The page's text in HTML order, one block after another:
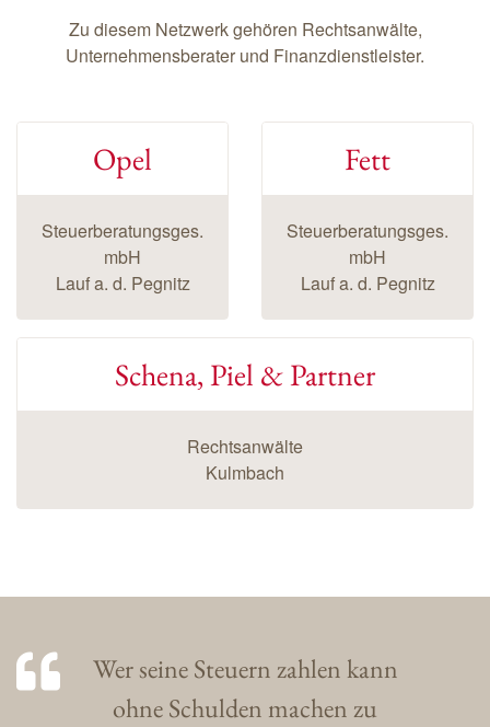
Zu diesem Netzwerk gehören Rechtsanwälte,
Unternehmensberater und Finanzdienstleister.
Opel
Steuerberatungsges.
mbH
Lauf a. d. Pegnitz
Fett
Steuerberatungsges.
mbH
Lauf a. d. Pegnitz
Schena, Piel & Partner
Rechtsanwälte
Kulmbach
Wer seine Steuern zahlen kann
ohne Schulden machen zu